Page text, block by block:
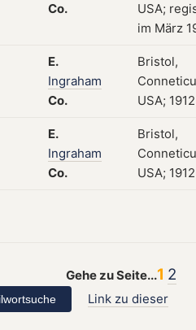
Co.
USA;
im März
E.
Ingraham
Co.
Bristol,
USA;
E.
Ingraham
Co.
Bristol,
USA;
Gehe zu Seite...1 2
Link zu dieser